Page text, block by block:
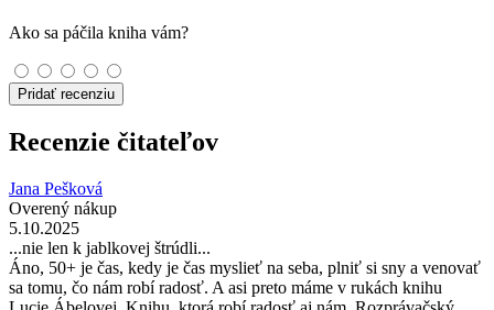
Ako sa páčila kniha vám?
Pridať recenziu
Recenzie čitateľov
Jana Pešková
Overený nákup
5.10.2025
...nie len k jablkovej štrúdli...
Áno, 50+ je čas, kedy je čas myslieť na seba, plniť si sny a venovať
sa tomu, čo nám robí radosť. A asi preto máme v rukách knihu